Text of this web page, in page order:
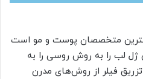
متخصصان پوست و مو است
لب را به روش روسی را به
فیلر از روش‌های مدرن